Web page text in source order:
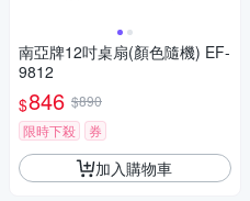
南亞牌12吋桌扇(顏色隨機) EF-
9812
$846 $890
限時下殺
券
加入購物車